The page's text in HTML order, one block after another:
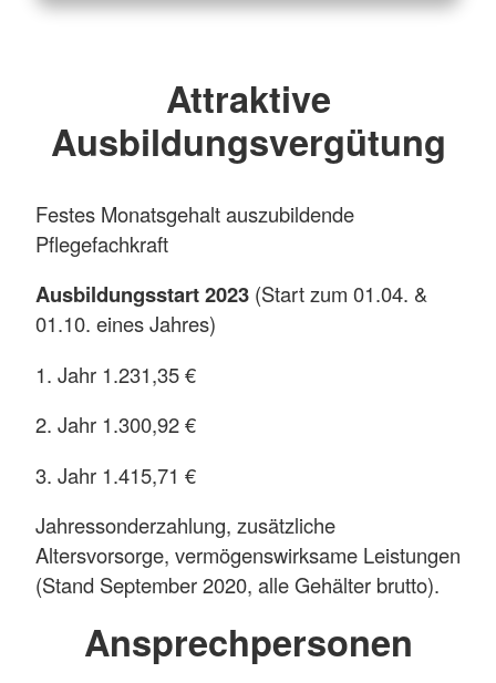
Attraktive
Ausbildungsvergütung
Festes Monatsgehalt auszubildende
Pflegefachkraft
Ausbildungsstart 2023 (Start zum 01.04. &
01.10. eines Jahres)
1. Jahr 1.231,35 €
2. Jahr 1.300,92 €
3. Jahr 1.415,71 €
Jahressonderzahlung, zusätzliche
Altersvorsorge, vermögenswirksame Leistungen
(Stand September 2020, alle Gehälter brutto).
Ansprechpersonen